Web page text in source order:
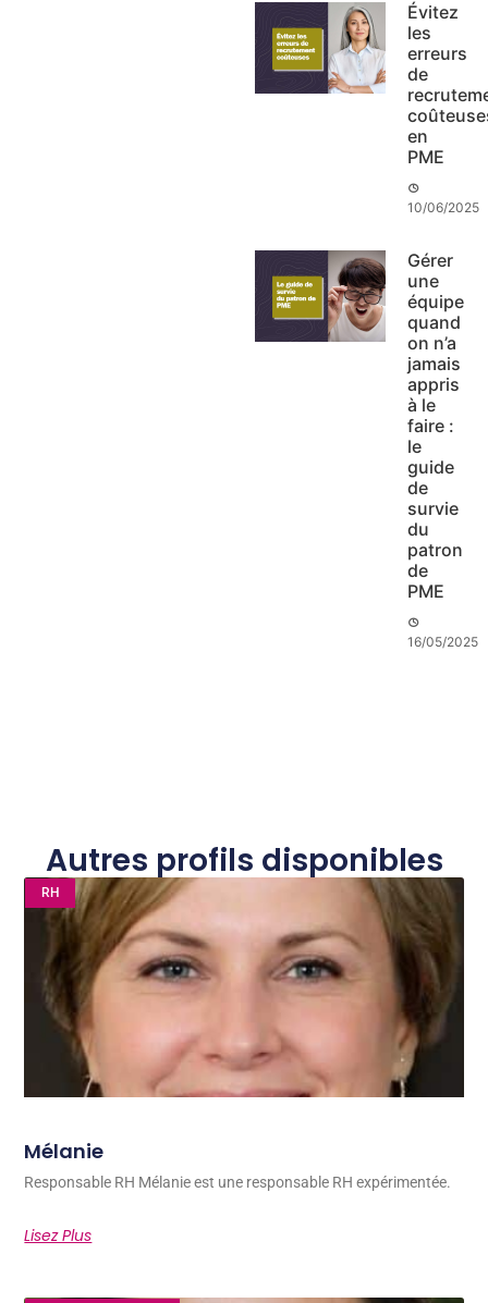
Évitez
les
erreurs
de
en
PME
10/06/2025
Gérer
une
équipe
quand
on n’a
jamais
appris
à le
faire :
le
guide
de
survie
du
patron
de
PME
16/05/2025
Autres profils disponibles
RH
Mélanie
Responsable RH Mélanie est une responsable RH expérimentée.
Lisez Plus